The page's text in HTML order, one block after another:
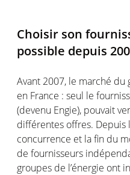
Choisir son
possible depuis
Avant 2007, le marché du
en France : seul le
(devenu Engie), pouvait
différentes offres. Depuis
concurrence et la fin du
de fournisseurs
groupes de l’énergie ont